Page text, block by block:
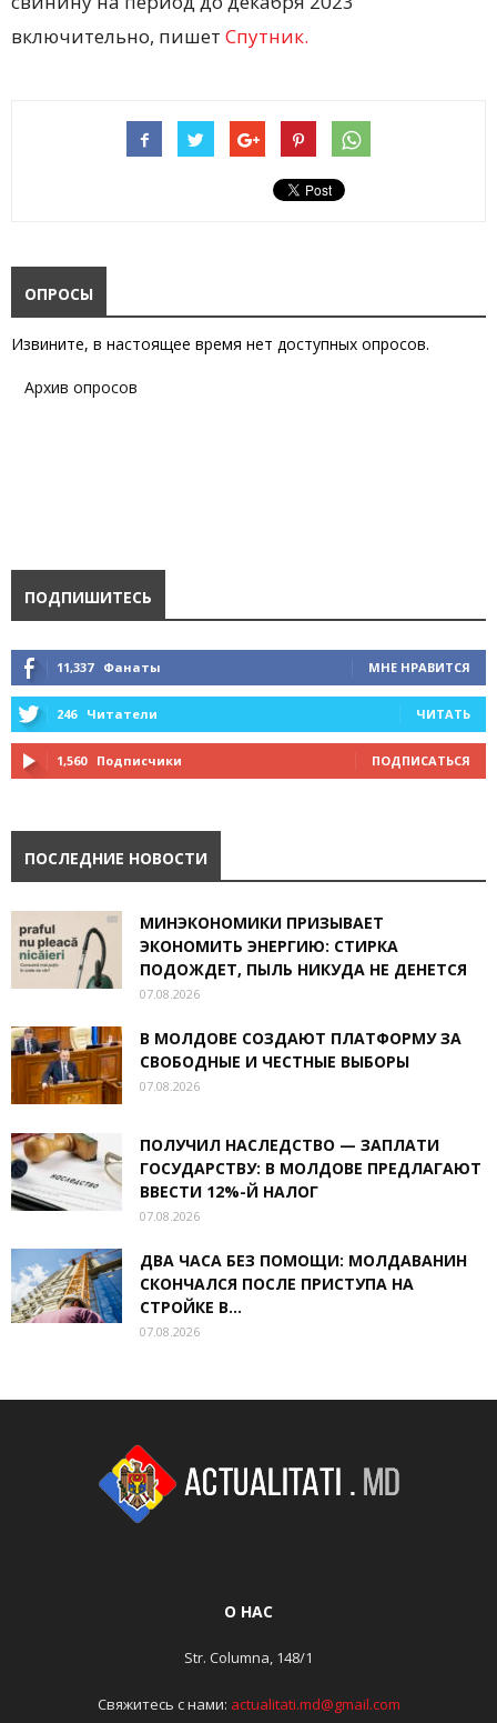
включительно, пишет Спутник.
ОПРОСЫ
Извините, в настоящее время нет доступных опросов.
Архив опросов
ПОДПИШИТЕСЬ
11,337 Фанаты МНЕ НРАВИТСЯ
246 Читатели ЧИТАТЬ
1,560 Подписчики ПОДПИСАТЬСЯ
ПОСЛЕДНИЕ НОВОСТИ
МИНЭКОНОМИКИ ПРИЗЫВАЕТ
ЭКОНОМИТЬ ЭНЕРГИЮ: СТИРКА
ПОДОЖДЕТ, ПЫЛЬ НИКУДА НЕ ДЕНЕТСЯ
07.08.2026
В МОЛДОВЕ СОЗДАЮТ ПЛАТФОРМУ ЗА
СВОБОДНЫЕ И ЧЕСТНЫЕ ВЫБОРЫ
07.08.2026
ПОЛУЧИЛ НАСЛЕДСТВО — ЗАПЛАТИ
ГОСУДАРСТВУ: В МОЛДОВЕ ПРЕДЛАГАЮТ
ВВЕСТИ 12%-Й НАЛОГ
07.08.2026
ДВА ЧАСА БЕЗ ПОМОЩИ: МОЛДАВАНИН
СКОНЧАЛСЯ ПОСЛЕ ПРИСТУПА НА
СТРОЙКЕ В...
07.08.2026
О НАС
Str. Columna, 148/1
Свяжитесь с нами: actualitati.md@gmail.com